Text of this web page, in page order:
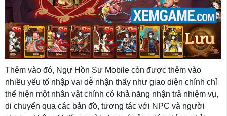
Thêm vào đó, Ngự Hồn Sư Mobile còn được thêm vào
nhiều yếu tố nhập vai dễ nhận thấy như giao diện chính chỉ
thể hiện một nhân vật chính có khả năng nhận trả nhiệm vụ,
di chuyển qua các bản đồ, tương tác với NPC và người